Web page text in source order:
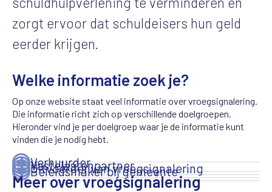
zorgt ervoor dat schuldeisers hun geld
eerder krijgen.
Welke informatie zoek je?
Op onze website staat veel informatie over vroegsignalering.
Die informatie richt zich op verschillende doelgroepen.
Hieronder vind je per doelgroep waar je de informatie kunt
vinden die je nodig hebt.
Beleidsmaker bij gemeente
Uitvoerder van vroegsignalering
Vastelastenpartner
Verhuurder
Meer over vroegsignalering